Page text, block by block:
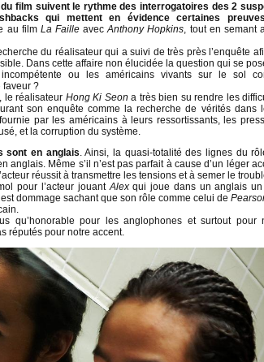
film suivent le rythme des interrogatoires des 2
qui mettent en évidence certaines
au film La Faille avecAnthony Hopkins, tout en semant
du réalisateur qui a suivi de très près l’enquête
Dans cette affaire non élucidée la question qui se
ou les américains vivants sur le sol
faveur ?
le réalisateur Hong Ki Seon a très bien su rendre les
son enquête comme la recherche de vérités dans
par les américains à leurs ressortissants, les
et la corruption du système.
sont en anglais. Ainsi, la quasi-totalité des lignes du
anglais. Même s’il n’est pas parfait à cause d’un léger
réussit à transmettre les tensions et à semer le
pour l’acteur jouantAlexqui joue dans un anglais un
dommage sachant que son rôle comme celui de
qu’honorable pour les anglophones et surtout pour
réputés pour notre accent.